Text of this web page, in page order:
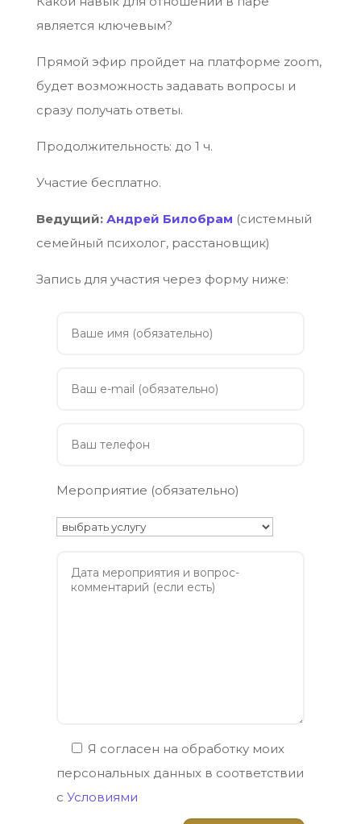
является ключевым?
Прямой эфир пройдет на платформе zoom,
будет возможность задавать вопросы и
сразу получать ответы.
Продолжительность: до 1 ч.
Участие бесплатно.
Ведущий: Андрей Билобрам (системный
семейный психолог, расстановщик)
Запись для участия через форму ниже:
Мероприятие (обязательно)
Я согласен на обработку моих
персональных данных в соответствии
с Условиями